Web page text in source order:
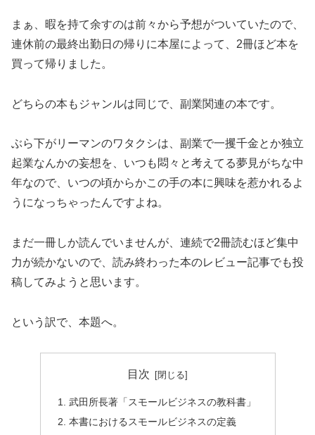
まぁ、暇を持て余すのは前々から予想がついていたので、
連休前の最終出勤日の帰りに本屋によって、2冊ほど本を
買って帰りました。
どちらの本もジャンルは同じで、副業関連の本です。
ぶら下がリーマンのワタクシは、副業で一攫千金とか独立
起業なんかの妄想を、いつも悶々と考えてる夢見がちな中
年なので、いつの頃からかこの手の本に興味を惹かれるよ
うになっちゃったんですよね。
まだ一冊しか読んでいませんが、連続で2冊読むほど集中
力が続かないので、読み終わった本のレビュー記事でも投
稿してみようと思います。
という訳で、本題へ。
目次
武田所長著「スモールビジネスの教科書」
本書におけるスモールビジネスの定義